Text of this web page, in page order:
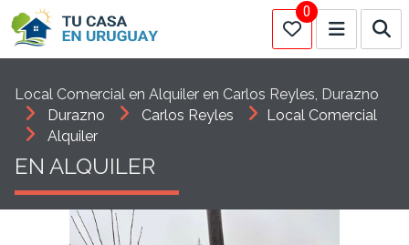
0
Local Comercial en Alquiler en Carlos Reyles, Durazno
Durazno
Carlos Reyles
Local Comercial
Alquiler
EN ALQUILER